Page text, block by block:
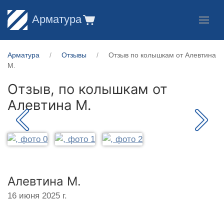
Арматура
Арматура Отзывы
Отзыв по колышкам от Алевтина
М.
Отзыв, по колышкам от
Алевтина М.
Алевтина М.
16 июня 2025 г.